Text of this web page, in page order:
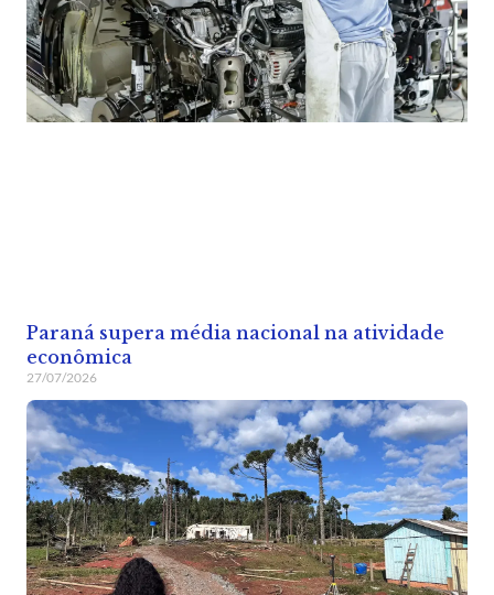
Paraná supera média nacional na atividade
econômica
27/07/2026